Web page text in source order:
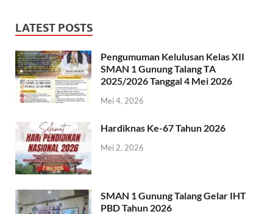
LATEST POSTS
Pengumuman Kelulusan Kelas XII
SMAN 1 Gunung Talang TA
2025/2026 Tanggal 4 Mei 2026
Mei 4, 2026
Hardiknas Ke-67 Tahun 2026
Mei 2, 2026
SMAN 1 Gunung Talang Gelar IHT
PBD Tahun 2026